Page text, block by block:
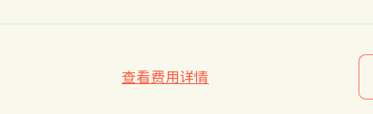
查看费用详情